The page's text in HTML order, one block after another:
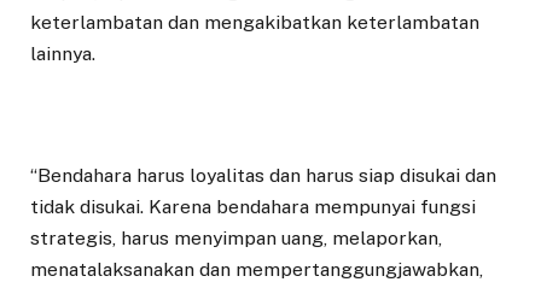
keterlambatan dan mengakibatkan keterlambatan
lainnya.
“Bendahara harus loyalitas dan harus siap disukai dan
tidak disukai. Karena bendahara mempunyai fungsi
strategis, harus menyimpan uang, melaporkan,
menatalaksanakan dan mempertanggungjawabkan,